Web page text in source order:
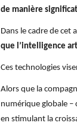
de manière
Dans le cadre de
que l’intelligence
Ces technologies
Alors que la
numérique globale –
en stimulant la